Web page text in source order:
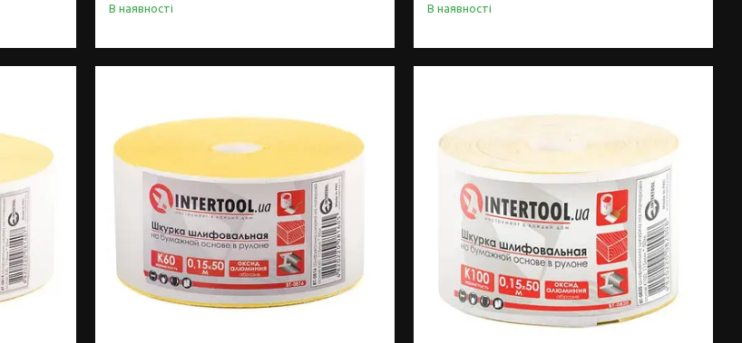
В наявності В наявності